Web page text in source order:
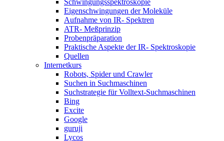
Schwingungsspektroskopie
Eigenschwingungen der Moleküle
Aufnahme von IR- Spektren
ATR- Meßprinzip
Probenpräparation
Praktische Aspekte der IR- Spektroskopie
Quellen
Internetkurs
Robots, Spider und Crawler
Suchen in Suchmaschinen
Suchstrategie für Volltext-Suchmaschinen
Bing
Excite
Google
guruji
Lycos